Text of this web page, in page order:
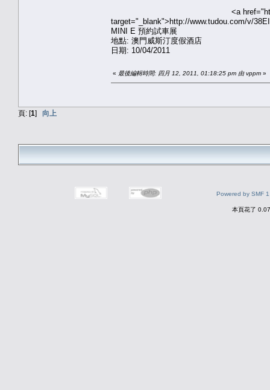
<a
target="_blank">http://www.tudou.com/v/
MINI E 預約試車展
地點: 澳門威斯汀度假酒店
日期: 10/04/2011
« 最後編輯時間: 四月 12, 2011, 01:18:25 pm 由 vppm »
頁: [1] 向上
Powered by SMF
本頁花了